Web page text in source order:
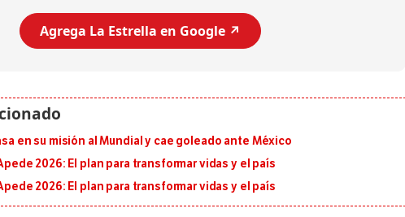
Agrega La Estrella en Google ↗️
en su misión al Mundial y cae goleado ante México
2026: El plan para transformar vidas y el país
2026: El plan para transformar vidas y el país
perteneció hasta...